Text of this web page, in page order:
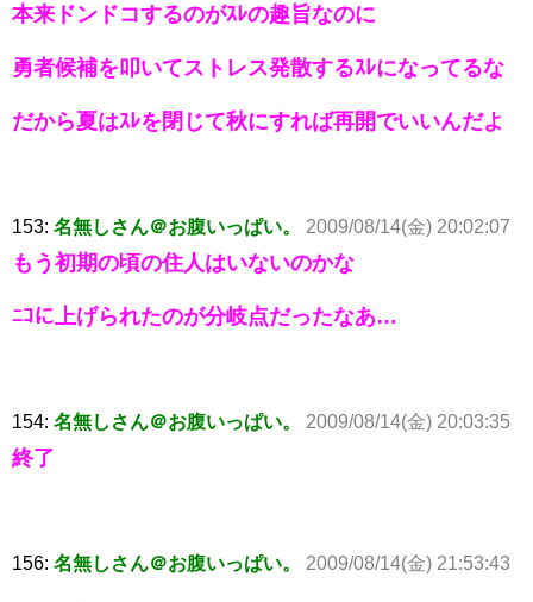
本来ドンドコするのがｽﾚの趣旨なのに
勇者候補を叩いてストレス発散するｽﾚになってるな
だから夏はｽﾚを閉じて秋にすれば再開でいいんだよ
153: 名無しさん＠お腹いっぱい。 2009/08/14(金) 20:02:07
もう初期の頃の住人はいないのかな
ﾆｺに上げられたのが分岐点だったなあ…
154: 名無しさん＠お腹いっぱい。 2009/08/14(金) 20:03:35
終了
156: 名無しさん＠お腹いっぱい。 2009/08/14(金) 21:53:43